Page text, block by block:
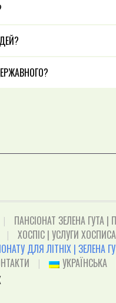
ПАНСІОНАТ ЗЕЛЕНА ГУТА |
ХОСПІС | УСЛУГИ
ДЛЯ ЛІТНІХ | ЗЕЛЕНА
УКРАЇНСЬКА